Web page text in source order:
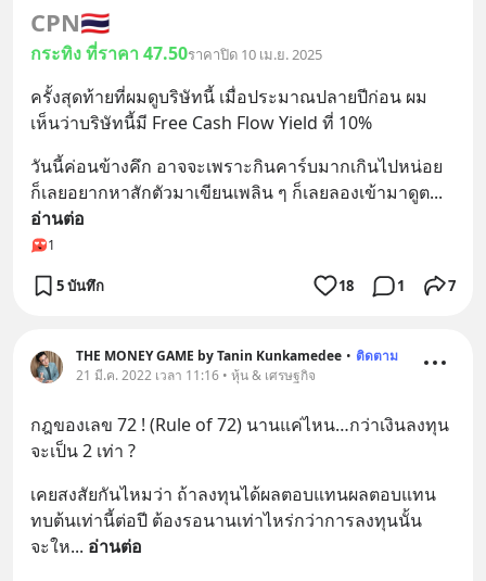
CPN🇹🇭
กระทิง ที่ราคา 47.50ราคาปิด 10 เม.ย. 2025
ครั้งสุดท้ายที่ผมดูบริษัทนี้ เมื่อประมาณปลายปีก่อน ผม
เห็นว่าบริษัทนี้มี Free Cash Flow Yield ที่ 10%
วันนี้ค่อนข้างคึก อาจจะเพราะกินคาร์บมากเกินไปหน่อย
ก็เลยอยากหาสักตัวมาเขียนเพลิน ๆ ก็เลยลองเข้ามาดูต
อ่านต่อ
1
5 บันทึก 18 1 7
THE MONEY GAME by Tanin Kunkamedee • ติดตาม
21 มี.ค. 2022 เวลา 11:16 • หุ้น & เศรษฐกิจ
กฎของเลข 72 ! (Rule of 72) นานแค่ไหน…กว่าเงินลงทุน
จะเป็น 2 เท่า ?
เคยสงสัยกันไหมว่า ถ้าลงทุนได้ผลตอบแทนผลตอบแทน
ทบต้นเท่านี้ต่อปี ต้องรอนานเท่าไหร่กว่าการลงทุนนั้น
จะให... อ่านต่อ